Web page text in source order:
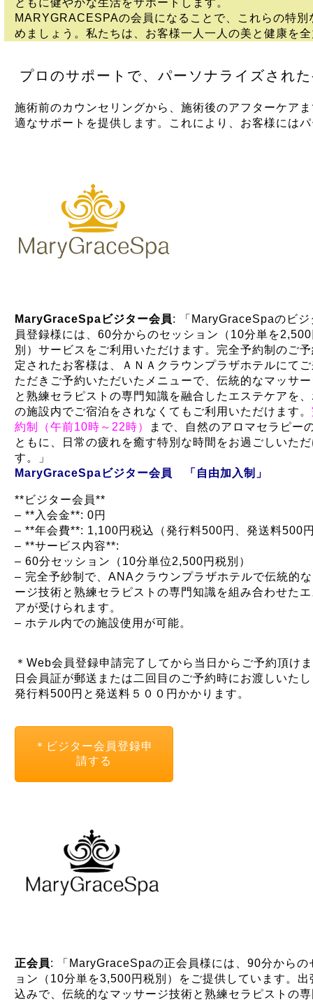
MARYGRACESPAの会員になることで、これらの特
めましょう。私たちは、お客様一人一人の美と健康を
プロのサポートで、パーソナライズされ
施術前のカウンセリングから、施術後のアフターケア
適なサポートを提供します。これにより、お客様には
MaryGraceSpaビジター会員: 「MaryGraceSpaのビジ
員登録様には、60分からのセッション（10分単を
別）サービスをご利用いただけます。完全予約制のご
定されたお客様は、ＡＮＡクラウンプラザホテルにて
ただきご予約いただいたメニューで、伝統的なマッサ
と熟練セラピストの専門知識を融合したエステケアを
の施設内でご宿泊をされなくてもご利用いただけます。
約制（午前10時～22時）
まで、自然のアロマセラピー
ともに、日常の疲れを癒す特別な時間をお過ごしいた
す。」
MaryGraceSpaビジター会員 「自由加入制」
**ビジター会員**
– **入会金**: 0円
– **年会費**: 1,100円税込（発行料500円、発送料500
– **サービス内容**:
– 60分セッション（10分単位2,500円税別）
– 完全予紗制で、ANAクラウンプラザホテルで伝統的
ージ技術と熟練セラピストの専門知識を組み合わせた
アが受けられます。
– ホテル内での施設使用が可能。
＊Web会員登録申請完了してから当日からご予約頂け
日会員証が郵送または二回目のご予約時にお渡しいた
発行料500円と発送料５００円かかります。
＊ビジター会員登録申
請する
正会員: 「MaryGraceSpaの正会員様には、90分からの
ョン（10分単を3,500円税別）をご提供しています。出
込みで、伝統的なマッサージ技術と熟練セラピストの